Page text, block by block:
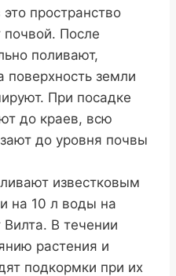
пространство
почвой. После
поливают,
поверхность земли
При посадке
до краев, всю
до уровня почвы
известковым
на 10 л воды на
В течении
растения и
подкормки при их